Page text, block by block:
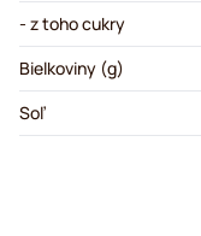
- z toho cukry
Bielkoviny (g)
Soľ